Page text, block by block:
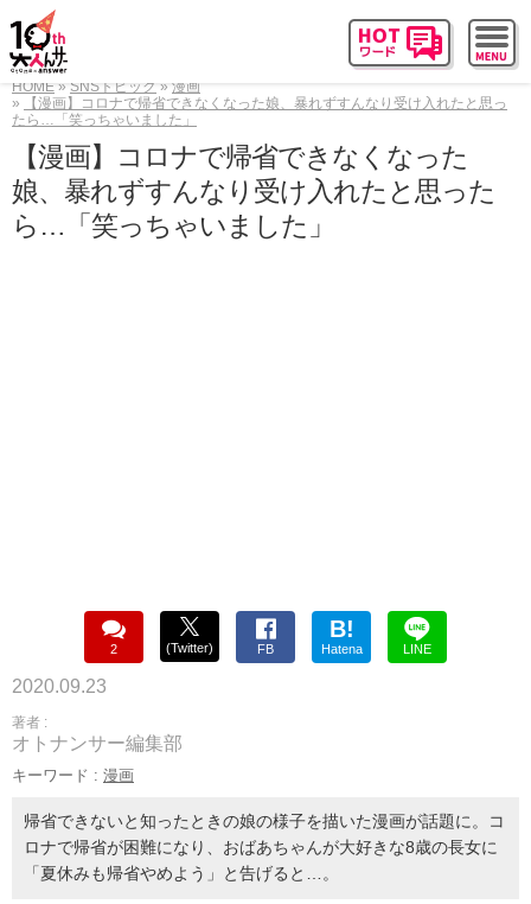
HOME SNSトピック
漫画
【漫画】コロナで帰省できなくなった娘、暴れずすんなり受け入れたと思っ
たら…「笑っちゃいました」
【漫画】コロナで帰省できなくなった
娘、暴れずすんなり受け入れたと思った
ら…「笑っちゃいました」
2 (Twitter) FB
B!
Hatena LINE
2020.09.23
著者 :
オトナンサー編集部
キーワード : 漫画
帰省できないと知ったときの娘の様子を描いた漫画が話題に。コ
ロナで帰省が困難になり、おばあちゃんが大好きな8歳の長女に
「夏休みも帰省やめよう」と告げると…。